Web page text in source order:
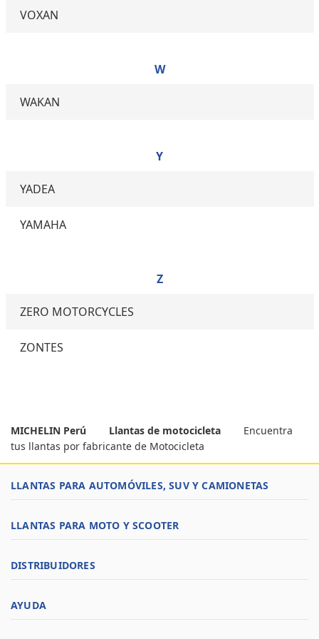
VOXAN
W
WAKAN
Y
YADEA
YAMAHA
Z
ZERO MOTORCYCLES
ZONTES
MICHELIN Perú Llantas de motocicleta
Encuentra
tus llantas por fabricante de Motocicleta
LLANTAS PARA AUTOMÓVILES, SUV Y CAMIONETAS
LLANTAS PARA MOTO Y SCOOTER
DISTRIBUIDORES
AYUDA